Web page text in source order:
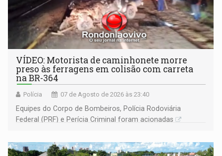
VÍDEO: Motorista de caminhonete morre
preso às ferragens em colisão com carreta
na BR-364
Polícia 07 de Agosto de 2026 às 23:40
Equipes do Corpo de Bombeiros, Polícia Rodoviária
Federal (PRF) e Perícia Criminal foram acionadas